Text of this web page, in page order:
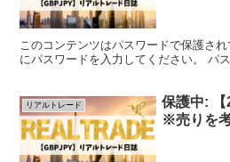
このコンテンツはパスワードで保護さ
にパスワードを入力してください。 パ
リアルトレード
保護中: 【
※売りを